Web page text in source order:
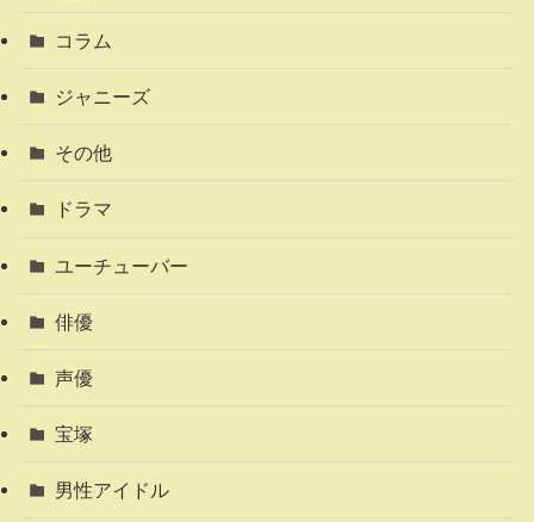
コラム
ジャニーズ
その他
ドラマ
ユーチューバー
俳優
声優
宝塚
男性アイドル